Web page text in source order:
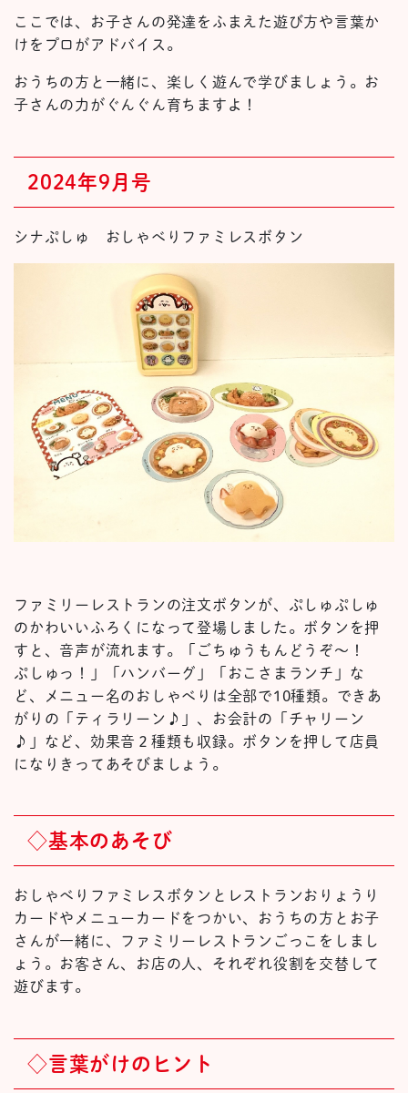
ここでは、お子さんの発達をふまえた遊び方や言葉か
けをプロがアドバイス。
おうちの方と一緒に、楽しく遊んで学びましょう。お
子さんの力がぐんぐん育ちますよ！
2024年9月号
シナぷしゅ おしゃべりファミレスボタン
ファミリーレストランの注文ボタンが、ぷしゅぷしゅ
のかわいいふろくになって登場しました。ボタンを押
すと、音声が流れます。「ごちゅうもんどうぞ〜！
ぷしゅっ！」「ハンバーグ」「おこさまランチ」な
ど、メニュー名のおしゃべりは全部で10種類。できあ
がりの「ティラリーン♪」、お会計の「チャリーン
♪」など、効果音２種類も収録。ボタンを押して店員
になりきってあそびましょう。
◇基本のあそび
おしゃべりファミレスボタンとレストランおりょうり
カードやメニューカードをつかい、おうちの方とお子
さんが一緒に、ファミリーレストランごっこをしまし
ょう。お客さん、お店の人、それぞれ役割を交替して
遊びます。
◇言葉がけのヒント